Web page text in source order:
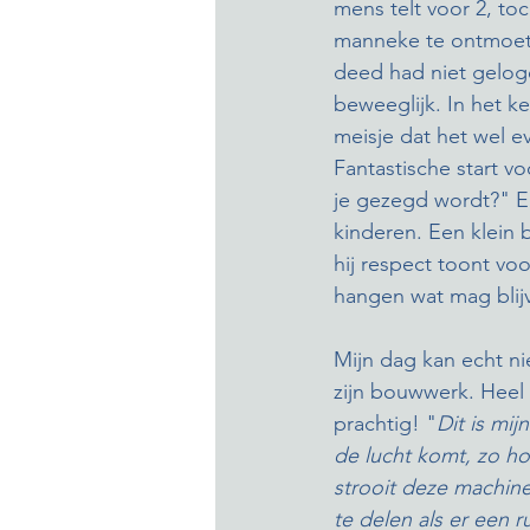
mens telt voor 2,
manneke te
deed had niet
beweeglijk. In het
meisje dat het wel
Fantastische start
je gezegd wordt?"
kinderen. Een klein
hij respect toont
hangen wat mag
Mijn dag kan echt
zijn bouwwerk.
prachtig! "Dit is
de lucht komt, zo
strooit deze
te delen als er een